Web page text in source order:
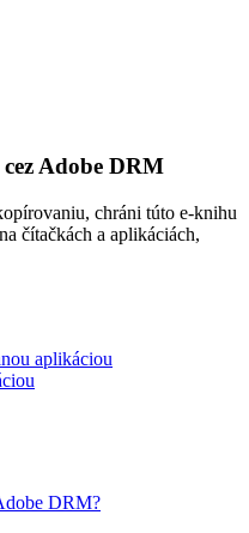
Adobe DRM
chráni túto e-knihu
čítačkách a aplikáciách,
aplikáciou
DRM?